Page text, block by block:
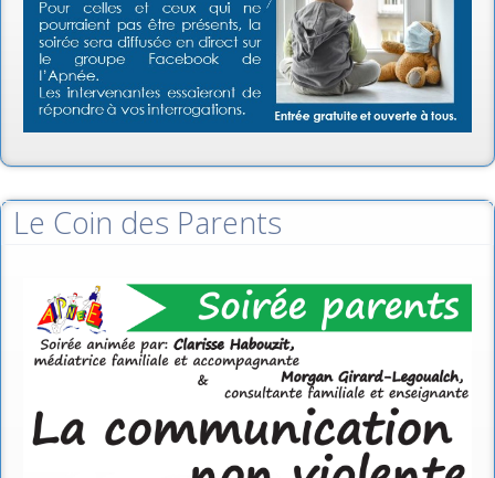
Le Coin des Parents